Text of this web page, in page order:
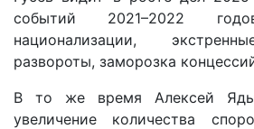
событий 2021–2022
национализации,
развороты, заморозка
В то же время Алексей
увеличение количества